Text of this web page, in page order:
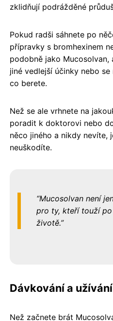
zklidňují podrážděné
Pokud radši sáhnete po
přípravky s bromhexinem
podobně jako
jiné vedlejší účinky nebo
co berete.
Než se ale vrhnete na
poradit k doktorovi nebo
něco jiného a nikdy nevíte,
neuškodíte.
Mucosolvan není
pro ty, kteří touží
životě.
Dávkování a
Než začnete brát